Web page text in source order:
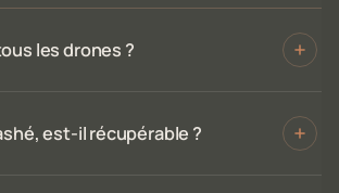
les drones ?
est-il récupérable ?